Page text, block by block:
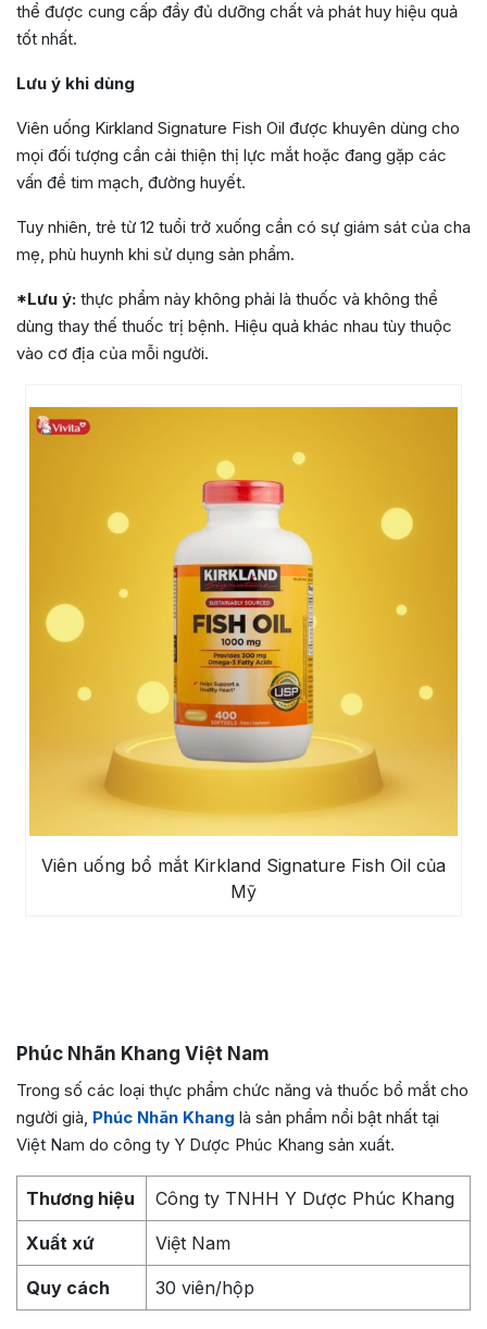
thể được cung cấp đầy đủ dưỡng chất và phát huy hiệu quả
tốt nhất.
Lưu ý khi dùng
Viên uống Kirkland Signature Fish Oil được khuyên dùng cho
mọi đối tượng cần cải thiện thị lực mắt hoặc đang gặp các
vấn đề tim mạch, đường huyết.
Tuy nhiên, trẻ từ 12 tuổi trở xuống cần có sự giám sát của cha
mẹ, phù huynh khi sử dụng sản phẩm.
*Lưu ý: thực phẩm này không phải là thuốc và không thể
dùng thay thế thuốc trị bệnh. Hiệu quả khác nhau tùy thuộc
vào cơ địa của mỗi người.
Viên uống bổ mắt Kirkland Signature Fish Oil của
Mỹ
Phúc Nhãn Khang Việt Nam
Trong số các loại thực phẩm chức năng và thuốc bổ mắt cho
người già, Phúc Nhãn Khang là sản phẩm nổi bật nhất tại
Việt Nam do công ty Y Dược Phúc Khang sản xuất.
Thương hiệu Công ty TNHH Y Dược Phúc Khang
Xuất xứ Việt Nam
Quy cách 30 viên/hộp